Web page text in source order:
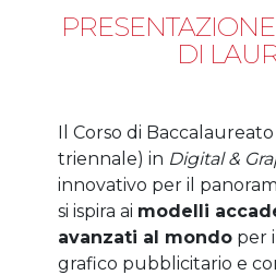
DI
Il Corso di
triennale) in Digital &
innovativo per il
si ispira ai modelli
avanzati al mondoper
grafico pubblicitario e